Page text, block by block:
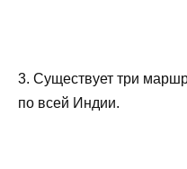
3. Существует три
по всей Индии.